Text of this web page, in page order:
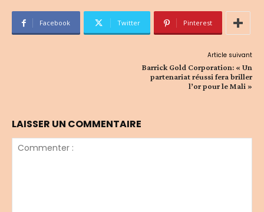
Facebook Twitter Pinterest
Article suivant
Barrick Gold Corporation: « Un
partenariat réussi fera briller
l’or pour le Mali »
LAISSER UN COMMENTAIRE